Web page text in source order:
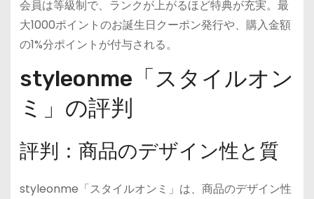
会員は等級制で、ランクが上がるほど特典が充実。最
大1000ポイントのお誕生日クーポン発行や、購入金額
の1%分ポイントが付与される。
styleonme「スタイルオン
ミ」の評判
評判：商品のデザイン性と質
styleonme「スタイルオンミ」は、商品のデザイン性